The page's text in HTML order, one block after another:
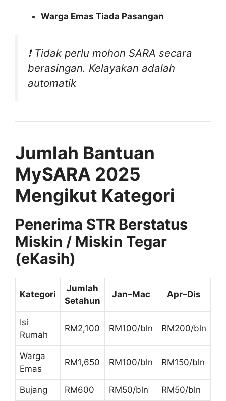
Warga Emas Tiada Pasangan
❗ Tidak perlu mohon SARA secara
berasingan. Kelayakan adalah
automatik
Jumlah Bantuan
MySARA 2025
Mengikut Kategori
Penerima STR Berstatus
Miskin / Miskin Tegar
(eKasih)
Kategori
Jumlah
Setahun
Jan–Mac Apr–Dis
Isi
Rumah
RM2,100 RM100/bln RM200/bln
Warga
Emas
RM1,650 RM100/bln RM150/bln
Bujang RM600 RM50/bln RM50/bln